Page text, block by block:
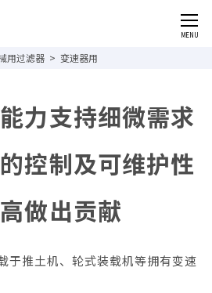
CLOSE
MENU
用过滤器 变速器用
力支持细微需求
控制及可维护性
做出贡献
于推土机、轮式装载机等拥有变速